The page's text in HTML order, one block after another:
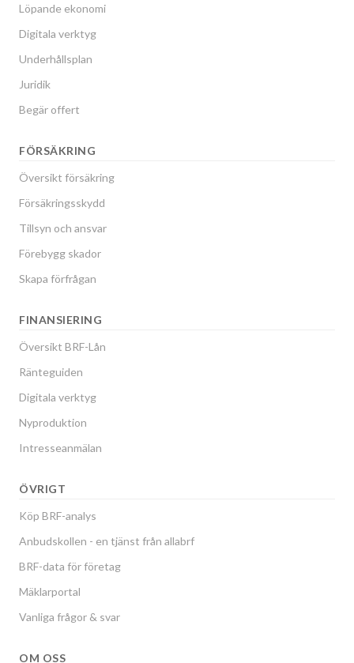
Löpande ekonomi
Digitala verktyg
Underhållsplan
Juridik
Begär offert
FÖRSÄKRING
Översikt försäkring
Försäkringsskydd
Tillsyn och ansvar
Förebygg skador
Skapa förfrågan
FINANSIERING
Översikt BRF-Lån
Ränteguiden
Digitala verktyg
Nyproduktion
Intresseanmälan
ÖVRIGT
Köp BRF-analys
Anbudskollen - en tjänst från allabrf
BRF-data för företag
Mäklarportal
Vanliga frågor & svar
OM OSS